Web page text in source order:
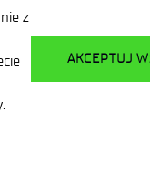
z
AKCEPTUJ